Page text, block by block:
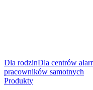
Dla rodzinDla centrów
pracowników samotnych
Produkty